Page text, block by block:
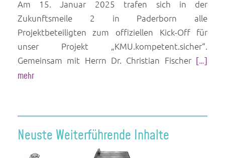
Am 15. Januar 2025 trafen sich in der
Zukunftsmeile 2 in Paderborn alle
Projektbeteiligten zum offiziellen Kick-Off für
unser Projekt „KMU.kompetent.sicher“.
Gemeinsam mit Herrn Dr. Christian Fischer[…]
mehr
Neuste Weiterführende Inhalte